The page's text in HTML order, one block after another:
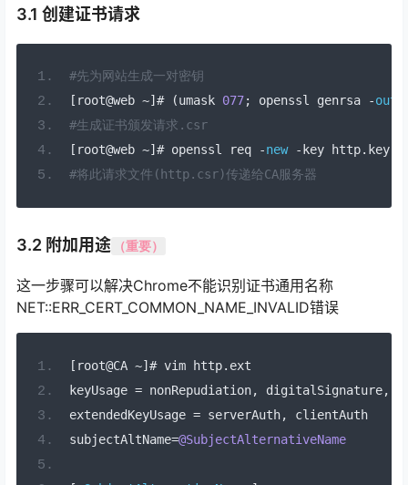
3.1 创建证书请求
#先为网站生成一对密钥
[ root@web ~]# (umask 077; openssl genrsa -out
#生成证书颁发请求.csr
[ root@web ~]# openssl req -new - key http. key
#将此请求文件(http.csr)传递给CA服务器
3.2 附加用途 （重要）
这一步骤可以解决Chrome不能识别证书通用名称
NET::ERR_CERT_COMMON_NAME_INVALID错误
[ root@CA ~]# vim http. ext
keyUsage = nonRepudiation, digitalSignature,
extendedKeyUsage = serverAuth, clientAuth
subjectAltName=@SubjectAlternativeName